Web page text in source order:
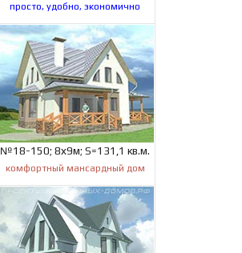
просто, удобно, экономично
№18-150; 8х9м; S=131,1 кв.м.
комфортный мансардный дом